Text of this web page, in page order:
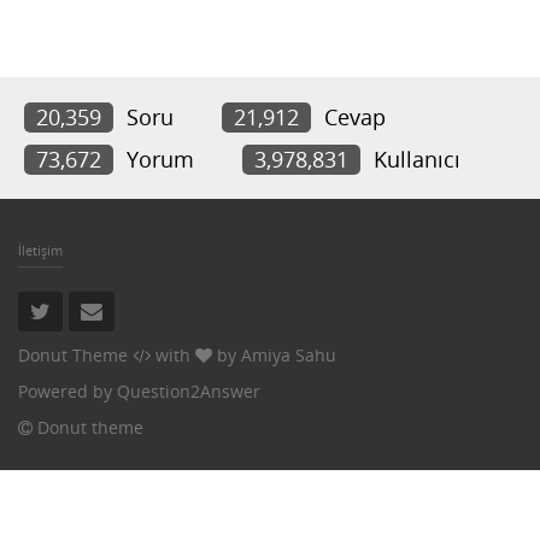
20,359 Soru 21,912
Cevap
73,672
Yorum 3,978,831 Kullanıcı
İletişim
Donut Theme with by Amiya Sahu
Powered by Question2Answer
Donut theme